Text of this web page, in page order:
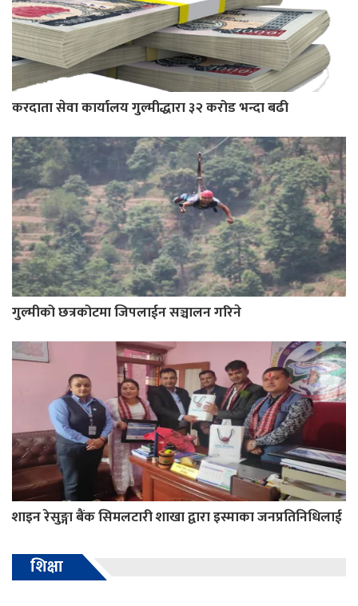
करदाता सेवा कार्यालय गुल्मीद्धारा ३२ करोड भन्दा बढी
गुल्मीको छत्रकोटमा जिपलाईन सञ्चालन गरिने
शाइन रेसुङ्गा बैंक सिमलटारी शाखा द्वारा इस्माका जनप्रतिनिधिलाई
शिक्षा